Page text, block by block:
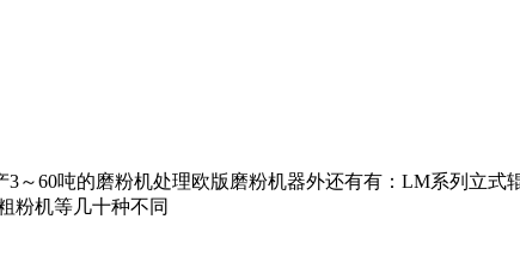
～60吨的磨粉机处理欧版磨粉机器外还有有：LM系列立式
粉机等几十种不同